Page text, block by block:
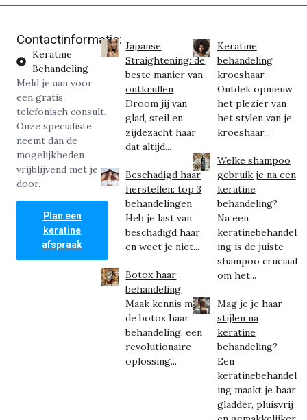
Contactinformatie:
Keratine
Behandeling
Meld je aan voor
een gratis
telefonisch consult.
Onze specialiste
neemt dan de
mogelijkheden
vrijblijvend met je
door.
Plan een
keratine
afspraak
Japanse
Straightening: de
beste manier van
ontkrullen
Droom jij van
glad, steil en
zijdezacht haar
dat altijd...
Beschadigd haar
herstellen: top 3
behandelingen
Heb je last van
beschadigd haar
en weet je niet...
Botox haar
behandeling
Maak kennis met
de botox haar
behandeling, een
revolutionaire
oplossing...
Keratine
behandeling
kroeshaar
Ontdek opnieuw
het plezier van
het stylen van je
kroeshaar...
Welke shampoo
gebruik je na een
keratine
behandeling?
Na een
keratinebehandel
ing is de juiste
shampoo cruciaal
om het...
Mag je je haar
stijlen na
keratine
behandeling?
Een
keratinebehandel
ing maakt je haar
gladder, pluisvrij